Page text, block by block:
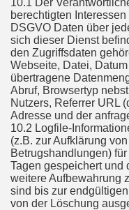
10.1 Der
berechtigten
DSGVO Daten über
sich dieser Dienst
den Zugriffsdaten
Webseite, Datei,
übertragene
Abruf, Browsertyp
Nutzers, Referrer URL
Adresse und der
10.2 Logfile-
(z.B. zur Aufklärung
Betrugshandlungen)
Tagen gespeichert und
weitere Aufbewahrung
sind bis zur
von der Löschung